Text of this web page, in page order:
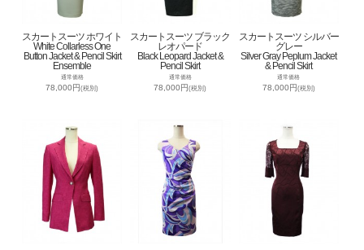
スカートスーツ ホワイト
White Collarless One
Button Jacket & Pencil Skirt
Ensemble
通常価格
78,000円(税別)
スカートスーツ ブラック
レオパード
Black Leopard Jacket &
Pencil Skirt
通常価格
78,000円(税別)
スカートスーツ シルバー
グレー
Silver Gray Peplum Jacket
& Pencil Skirt
通常価格
78,000円 (税別)